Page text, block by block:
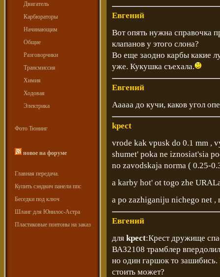
Двигатель
Карбюраторы
Начинающим
Общие
Разговорчики
Трансмиссия
Химия
Ходовая
Электрика
Фото Тюнинг
новое на форуме
Главная передача.
Купить сэндвич панели ппс
Беседки под ключ
Шланг для Юнилос-Астра
Пластиковые понтоны на заказ
Евгений
Вот опять нужна справочка
клапанов у этого слона?
Во еще заодно карбы какие
уже. Кукушка съехала.
Евгений
Ааааа до кучи, каков угол
kpect
vrode kak vpusk do 0.1 mm ,
shumet' poka ne iznosiat'sia
no zavodskaja norma ( 0.25-
a karby hot' ot togo zhe
a po zazhiganiju nichego net ,
Евгений
для kpect:Крест дружище
ВАЗ2108 трамблер
но один гаршок то зашибись.
стоить может?